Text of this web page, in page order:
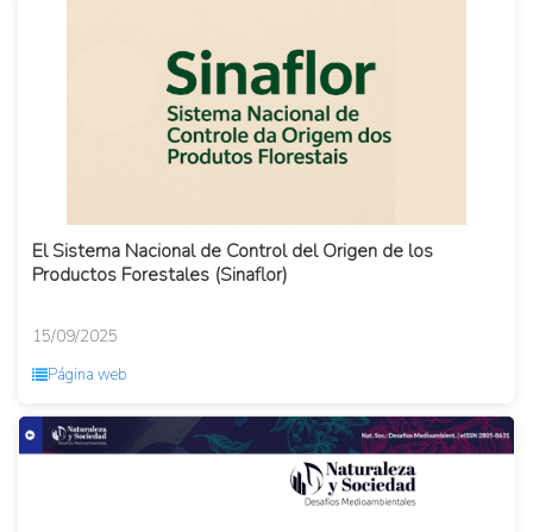
El Sistema Nacional de Control del Origen de los
Productos Forestales (Sinaflor)
15/09/2025
Página web